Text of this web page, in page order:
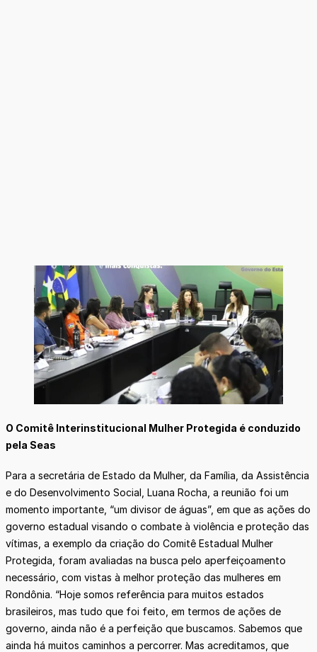
O Comitê Interinstitucional Mulher Protegida é conduzido
pela Seas
Para a secretária de Estado da Mulher, da Família, da Assistência
e do Desenvolvimento Social, Luana Rocha, a reunião foi um
momento importante, “um divisor de águas”, em que as ações do
governo estadual visando o combate à violência e proteção das
vítimas, a exemplo da criação do Comitê Estadual Mulher
Protegida, foram avaliadas na busca pelo aperfeiçoamento
necessário, com vistas à melhor proteção das mulheres em
Rondônia. “Hoje somos referência para muitos estados
brasileiros, mas tudo que foi feito, em termos de ações de
governo, ainda não é a perfeição que buscamos. Sabemos que
ainda há muitos caminhos a percorrer. Mas acreditamos, que